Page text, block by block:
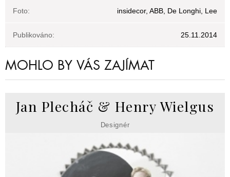
Foto: insidecor, ABB, De Longhi, Lee
Publikováno: 25.11.2014
MOHLO BY VÁS ZAJÍMAT
Jan Plecháč & Henry Wielgus
Designér